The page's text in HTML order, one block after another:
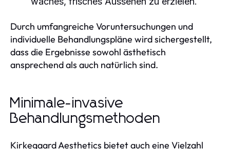
Durch umfangreiche Voruntersuchungen und
individuelle Behandlungspläne wird sichergestellt,
dass die Ergebnisse sowohl ästhetisch
ansprechend als auch natürlich sind.
Minimale-invasive
Behandlungsmethoden
Kirkegaard Aesthetics bietet auch eine Vielzahl